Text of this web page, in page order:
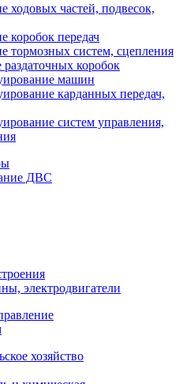
ходовых частей, подвесок,
коробок передач
тормозных систем, сцепления
коробок
машин
карданных передач,
систем управления,
ДВС
электродвигатели
хозяйство